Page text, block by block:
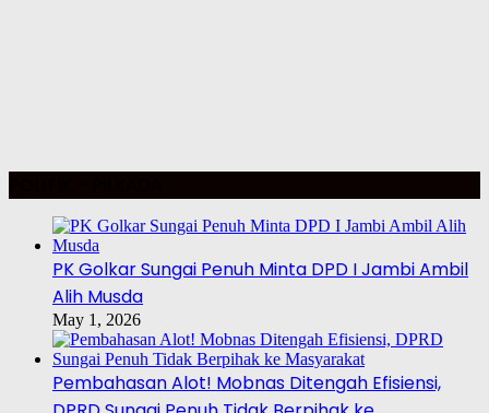
PK Golkar Sungai Penuh Minta DPD I Jambi Ambil
Alih Musda
May 1, 2026
Pembahasan Alot! Mobnas Ditengah Efisiensi,